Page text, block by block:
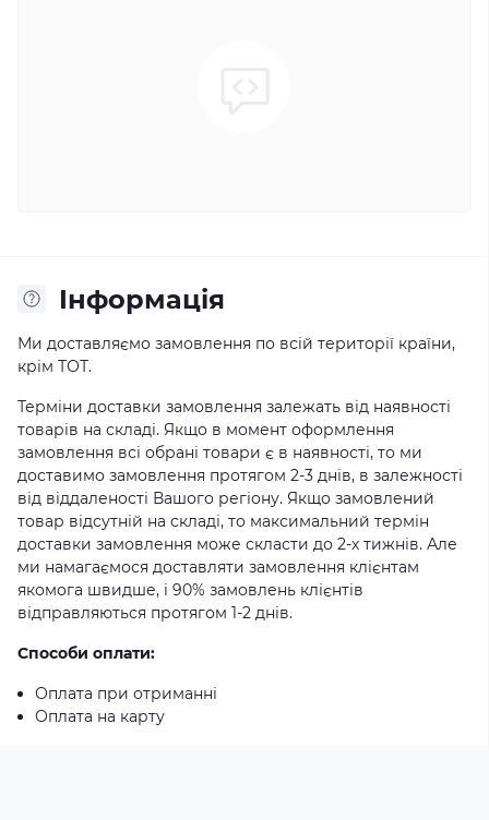
Iнформація
Ми доставляємо замовлення по всій території країни,
крім ТОТ.
Терміни доставки замовлення залежать від наявності
товарів на складі. Якщо в момент оформлення
замовлення всі обрані товари є в наявності, то ми
доставимо замовлення протягом 2-3 днів, в залежності
від віддаленості Вашого регіону. Якщо замовлений
товар відсутній на складі, то максимальний термін
доставки замовлення може скласти до 2-х тижнів. Але
ми намагаємося доставляти замовлення клієнтам
якомога швидше, і 90% замовлень клієнтів
відправляються протягом 1-2 днів.
Способи оплати:
Оплата при отриманні
Оплата на карту